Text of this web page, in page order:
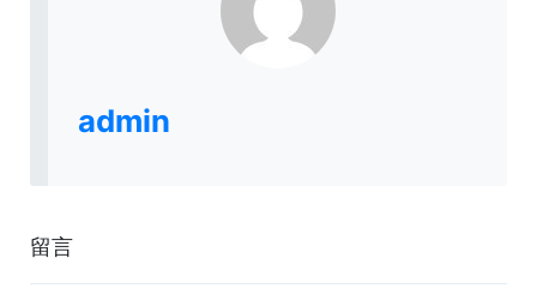
admin
留言